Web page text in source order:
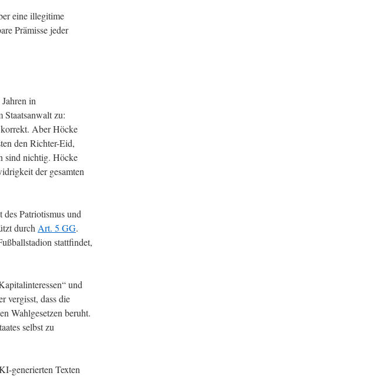
eine illegitime
Prämisse jeder
in
Staatsanwalt zu:
korrekt. Aber Höcke
den Richter-Eid,
sind nichtig. Höcke
der gesamten
Patriotismus und
durch Art. 5 GG.
stattfindet,
und
vergisst, dass die
Wahlgesetzen beruht.
selbst zu
generierten Texten